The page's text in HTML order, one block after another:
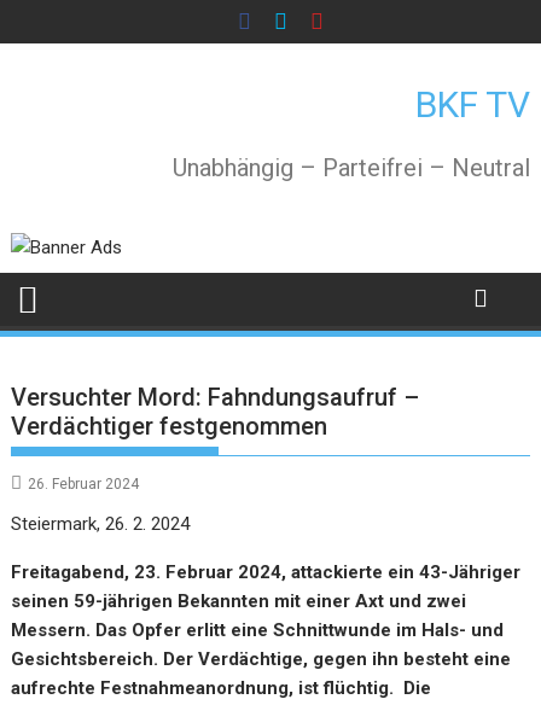
to
BKF TV
Unabhängig – Parteifrei – Neutral
Versuchter Mord: Fahndungsaufruf –
Verdächtiger festgenommen
26. Februar 2024
Steiermark, 26. 2. 2024
Freitagabend, 23. Februar 2024, attackierte ein 43-Jähriger
seinen 59-jährigen Bekannten mit einer Axt und zwei
Messern. Das Opfer erlitt eine Schnittwunde im Hals- und
Gesichtsbereich. Der Verdächtige, gegen ihn besteht eine
aufrechte Festnahmeanordnung, ist flüchtig. Die